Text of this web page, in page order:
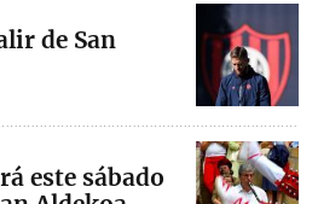
de San
este sábado